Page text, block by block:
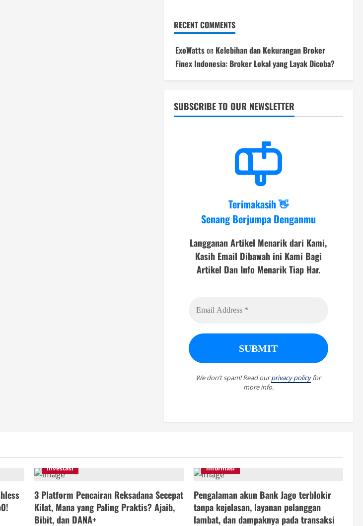
RECENT COMMENTS
ExoWattson Kelebihan dan Kekurangan Broker
Finex Indonesia: Broker Lokal yang Layak Dicoba?
SUBSCRIBE TO OUR NEWSLETTER
Terimakasih 👋
Senang Berjumpa Denganmu
Langganan Artikel Menarik dari Kami,
Kasih Email Dibawah ini Kami Bagi
Artikel Dan Info Menarik Tiap Har.
We don’t spam! Read ourprivacy policyfor
more info.
Investasi
3 Platform Pencairan Reksadana Secepat
Kilat, Mana yang Paling Praktis? Ajaib,
Bibit, dan DANA+
informasi
Pengalaman akun Bank Jago terblokir
tanpa kejelasan, layanan pelanggan
lambat, dan dampaknya pada transaksi